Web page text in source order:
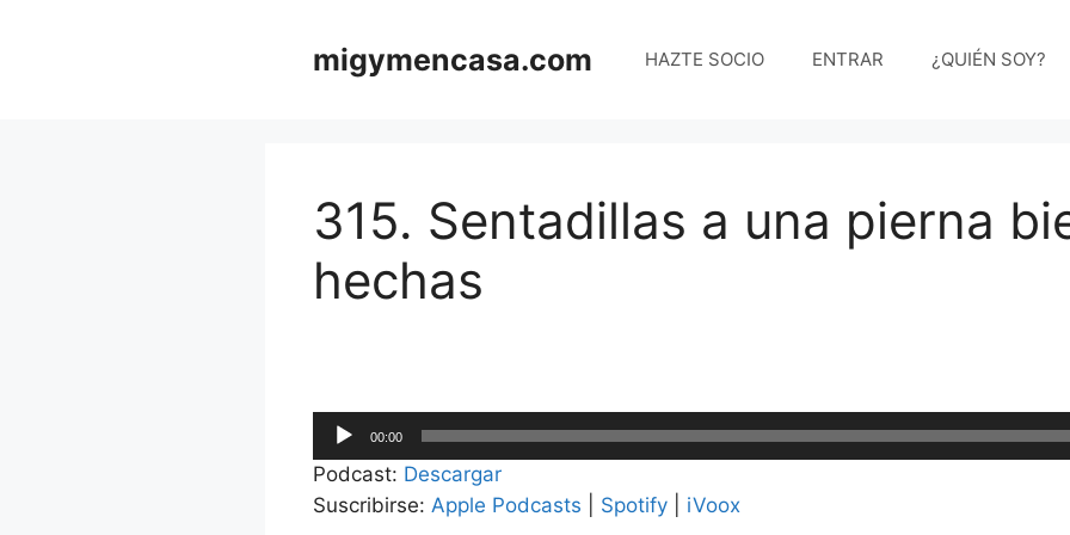
migymencasa.com HAZTE SOCIO ENTRAR ¿QUIÉN SOY?
315. Sentadillas a una pierna
hechas
Reproductor
de
audio
00:00
Podcast: Descargar
Suscribirse: Apple Podcasts Spotify iVoox